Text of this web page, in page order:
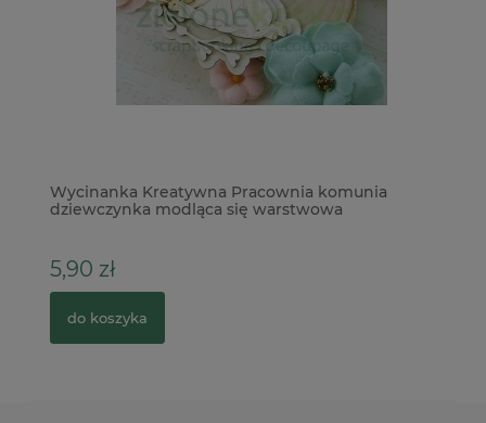
Wycinanka Kreatywna Pracownia komunia
dziewczynka modląca się warstwowa
5,90 zł
do koszyka